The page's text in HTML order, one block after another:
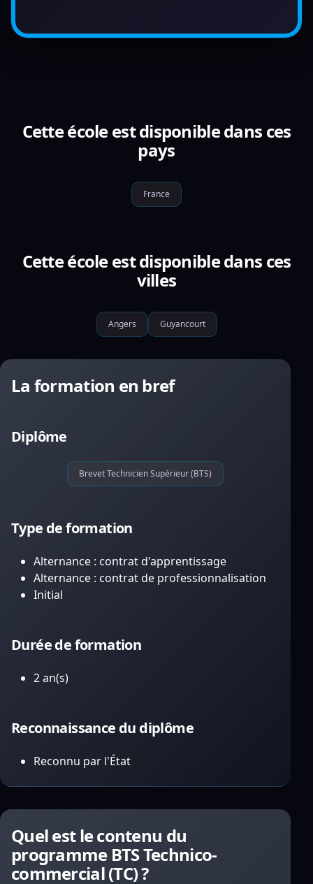
Cette école est disponible dans ces
pays
France
Cette école est disponible dans ces
villes
Angers Guyancourt
La formation en bref
Diplôme
Brevet Technicien Supérieur (BTS)
Type de formation
Alternance : contrat d'apprentissage
Alternance : contrat de professionnalisation
Initial
Durée de formation
2 an(s)
Reconnaissance du diplôme
Reconnu par l'État
Quel est le contenu du
programme BTS Technico-
commercial (TC) ?